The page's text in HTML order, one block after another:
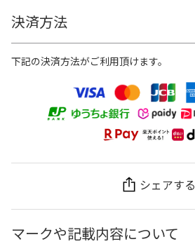
決済方法
下記の決済方法がご利用頂けます。
シェアする
マークや記載内容について